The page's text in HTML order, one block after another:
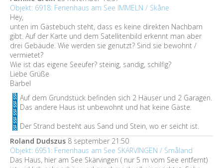
Objekt: 6918: Ferienhaus am See IMMELN / Skåne
Hey,
unten im Gästebuch steht, dass es keine direkten Nachbarn
gibt. Auf der Karte und dem Satellitenbild erkennt man aber
drei Gebäude. Wie werden sie genutzt? Sind sie bewohnt /
vermietet?
Wie ist das eigene Seeufer? steinig, sandig, schilfig?
Liebe Grüße
Bärbel
Auf dem Grundstück befinden sich 2 Häuser und 2 Garagen.
Das andere Haus ist unbewohnt und hat keine Gäste.
Der Strand besteht aus Sand und Stein, wo er seicht ist.
Roland Dudszus 8 september 21:50
Objekt: 6951: Ferienhaus am See SKÄRVINGEN / Småland
Das Haus, hier am See Skärvingen ( nur 5 m vom See entfernt)